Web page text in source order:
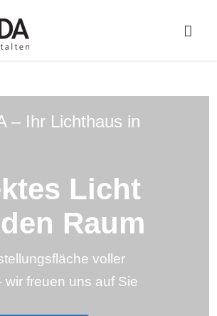
Referenzen
Service
Ratgeber
– Ihr Lichthaus in
Licht
Raum
voller
wir freuen uns auf Sie